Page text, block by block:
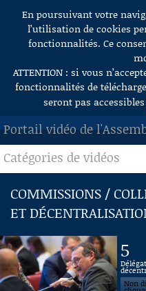
Aller au contenu
En poursuivant votre
l’utilisation de cookies
fonctionnalités. Ce
ATTENTION : si vous
fonctionnalités de
seront pas accessibles
Portail vidéo de
ACCUEIL
EN DIRECT
À LA DEMANDE
RECHERCHE
AIDE À LA DÉCOUPE
DE VIDÉOS
Catégories de vidéos
Questions
COMMISSIONS /
ET
5
Non